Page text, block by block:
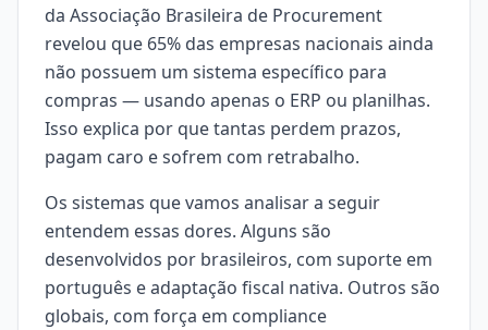
da Associação Brasileira de Procurement
revelou que 65% das empresas nacionais ainda
não possuem um sistema específico para
compras — usando apenas o ERP ou planilhas.
Isso explica por que tantas perdem prazos,
pagam caro e sofrem com retrabalho.
Os sistemas que vamos analisar a seguir
entendem essas dores. Alguns são
desenvolvidos por brasileiros, com suporte em
português e adaptação fiscal nativa. Outros são
globais, com força em compliance